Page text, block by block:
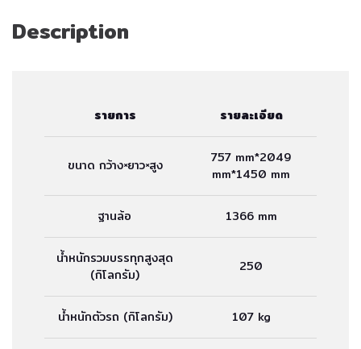
Description
รายการ รายละเอียด
ขนาด กว้าง×ยาว×สูง
757 mm*2049
mm*1450 mm
ฐานล้อ 1366 mm
น้ำหนักรวมบรรทุกสูงสุด
(กิโลกรัม)
250
น้ำหนักตัวรถ (กิโลกรัม) 107 kg